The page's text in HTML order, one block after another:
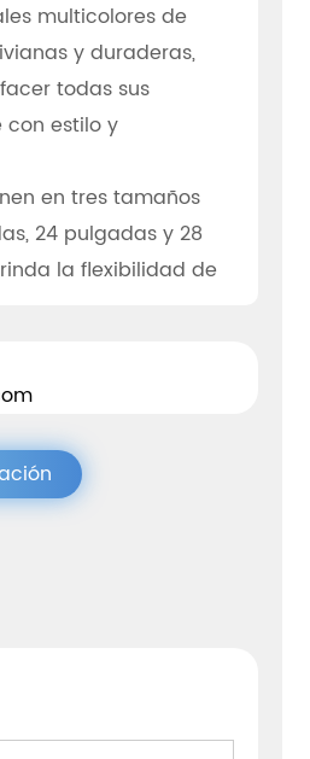
multicolores de
y duraderas,
todas sus
estilo y
en tres tamaños
24 pulgadas y 28
la flexibilidad de
semana o unas
lo tenemos cubierto.
con material
por su
al impacto. Esto
opciones